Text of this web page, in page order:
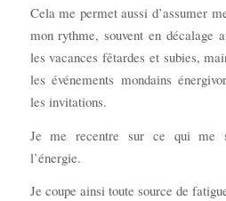
Cela me permet aussi d’assumer
mon rythme, souvent en décalage
les vacances fêtardes et subies,
les événements mondains
les invitations.
Je me recentre sur ce qui me
l’énergie.
Je coupe ainsi toute source de